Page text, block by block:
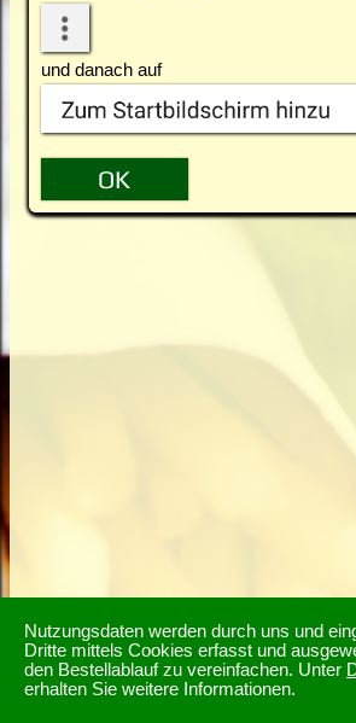
Nutzungsdaten werden durch uns und
Dritte mittels Cookies erfasst und
den Bestellablauf zu vereinfachen. Unter
erhalten Sie weitere Informationen.
und danach auf